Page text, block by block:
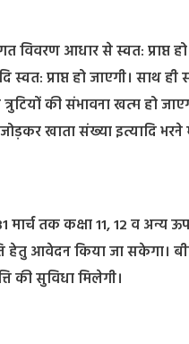
आधार से स्वत: प्राप्त
स्वत: प्राप्त हो जाएगी। साथ
की संभावना खत्म हो
खाता संख्या इत्यादि
तक कक्षा 11, 12 व
हेतु आवेदन किया जा सकेगा।
की सुविधा मिलेगी।